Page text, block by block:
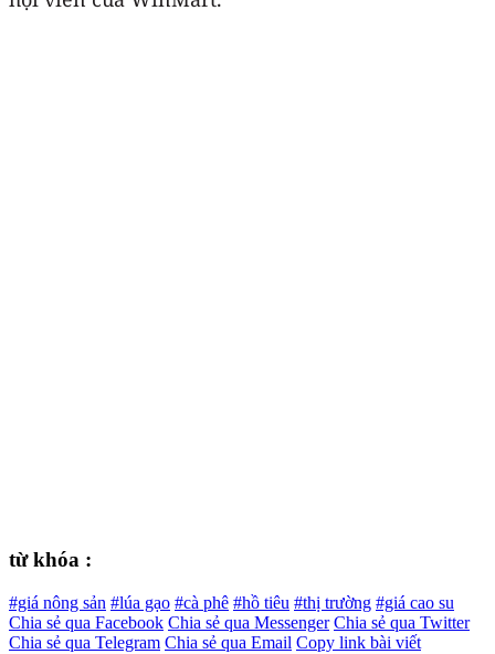
từ khóa :
#giá nông sản #lúa gạo #cà phê #hồ tiêu #thị trường #giá cao su
Chia sẻ qua Facebook Chia sẻ qua Messenger Chia sẻ qua Twitter
Chia sẻ qua Telegram Chia sẻ qua Email Copy link bài viết